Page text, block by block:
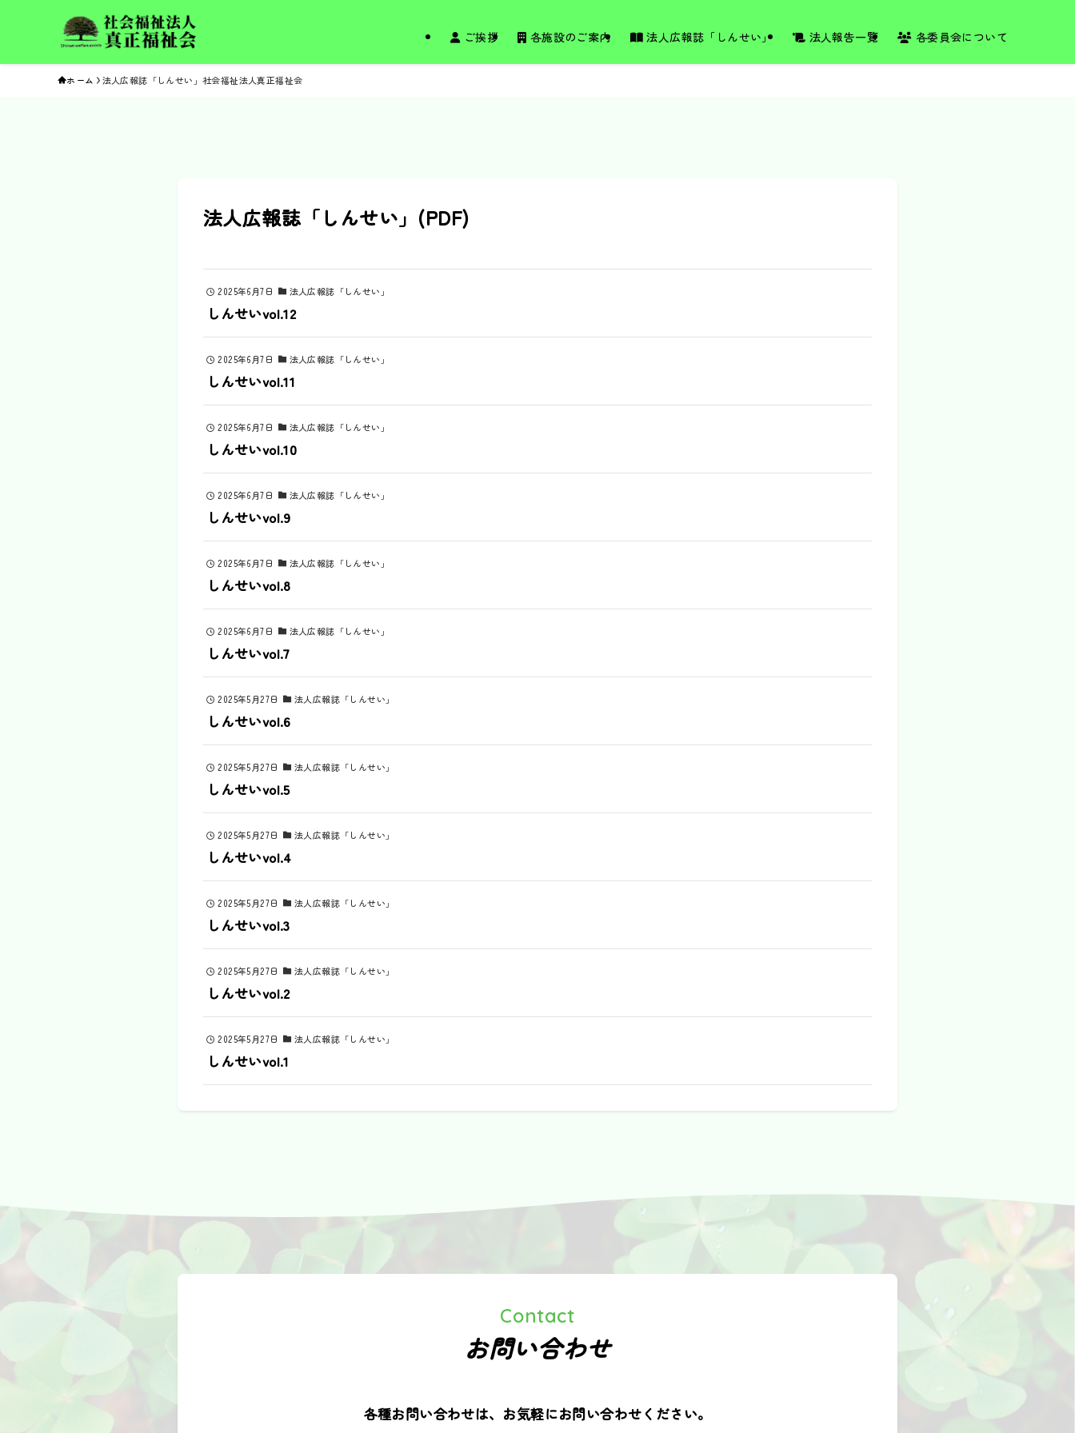
ご挨拶 各施設のご案内 法人広報誌「しんせい」 法人報告一覧 各委員会について
ホーム 法人広報誌「しんせい」社会福祉法人真正福祉会
法人広報誌「しんせい」(PDF)
2025年6月7日 法人広報誌「しんせい」
しんせいvol.12
2025年6月7日 法人広報誌「しんせい」
しんせいvol.11
2025年6月7日 法人広報誌「しんせい」
しんせいvol.10
2025年6月7日 法人広報誌「しんせい」
しんせいvol.9
2025年6月7日 法人広報誌「しんせい」
しんせいvol.8
2025年6月7日 法人広報誌「しんせい」
しんせいvol.7
2025年5月27日 法人広報誌「しんせい」
しんせいvol.6
2025年5月27日 法人広報誌「しんせい」
しんせいvol.5
2025年5月27日 法人広報誌「しんせい」
しんせいvol.4
2025年5月27日 法人広報誌「しんせい」
しんせいvol.3
2025年5月27日 法人広報誌「しんせい」
しんせいvol.2
2025年5月27日 法人広報誌「しんせい」
しんせいvol.1
Contact
お問い合わせ
各種お問い合わせは、お気軽にお問い合わせください。